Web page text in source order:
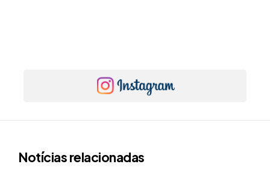
Notícias relacionadas